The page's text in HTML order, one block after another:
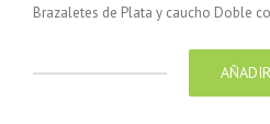
Brazaletes de Plata y caucho Doble